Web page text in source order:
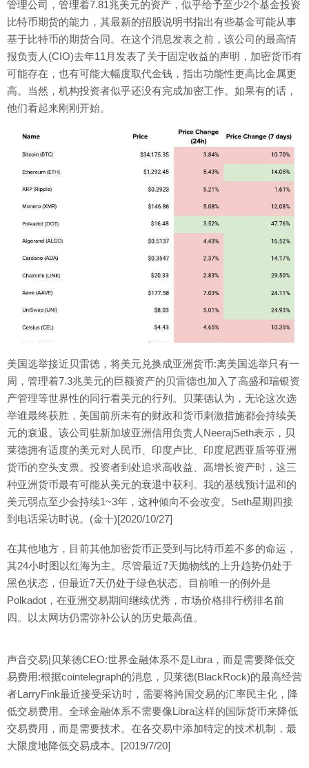
管理公司，管理着7.81兆美元的资产，似乎给予至少2个基金投资
比特币期货的能力，其最新的招股说明书指出有些基金可能从事
基于比特币的期货合同。在这个消息发表之前，该公司的最高情
报负责人(CIO)去年11月发表了关于固定收益的声明，加密货币有
可能存在，也有可能大幅度取代金钱，指出功能性更高比金属更
高。当然，机构投资者似乎还没有完成加密工作。如果有的话，
他们看起来刚刚开始。
美国选举接近贝雷德，将美元兑换成亚洲货币:离美国选举只有一
周，管理着7.3兆美元的巨额资产的贝雷德也加入了高盛和瑞银资
产管理等世界性的同行看美元的行列。贝莱德认为，无论这次选
举谁最终获胜，美国前所未有的财政和货币刺激措施都会持续美
元的衰退。该公司驻新加坡亚洲信用负责人NeerajSeth表示，贝
莱德拥有适度的美元对人民币、印度卢比、印度尼西亚盾等亚洲
货币的空头支票。投资者到处追求高收益、高增长资产时，这三
种亚洲货币最有可能从美元的衰退中获利。我的基线预计温和的
美元弱点至少会持续1~3年，这种倾向不会改变。Seth星期四接
到电话采访时说。(金十)[2020/10/27]
在其他地方，目前其他加密货币正受到与比特币差不多的命运，
其24小时图以红海为主。尽管最近7天抛物线的上升趋势仍处于
黑色状态，但最近7天仍处于绿色状态。目前唯一的例外是
Polkadot，在亚洲交易期间继续优秀，市场价格排行榜排名前
四。以太网坊仍需弥补公认的历史最高值。
声音交易|贝莱德CEO:世界金融体系不是Libra，而是需要降低交
易费用:根据cointelegraph的消息，贝莱德(BlackRock)的最高经营
者LarryFink最近接受采访时，需要将跨国交易的汇率民主化，降
低交易费用。全球金融体系不需要像Libra这样的国际货币来降低
交易费用，而是需要技术。在各交易中添加特定的技术机制，最
大限度地降低交易成本。[2019/7/20]